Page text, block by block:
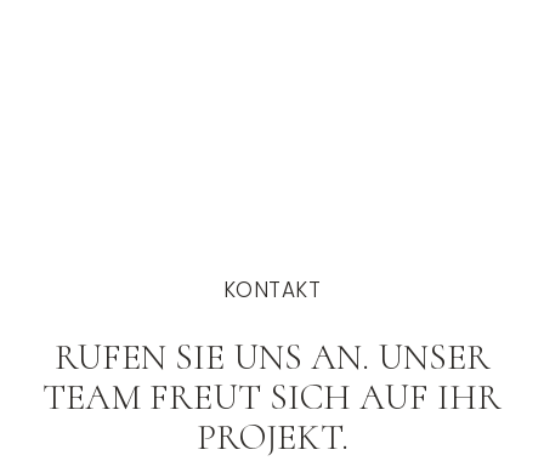
KONTAKT
RUFEN SIE UNS AN. UNSER
TEAM FREUT SICH AUF IHR
PROJEKT.